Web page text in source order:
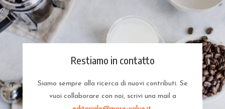
Restiamo in contatto
Siamo sempre alla ricerca di nuovi contributi. Se
vuoi collaborare con noi, scrivi una mail a